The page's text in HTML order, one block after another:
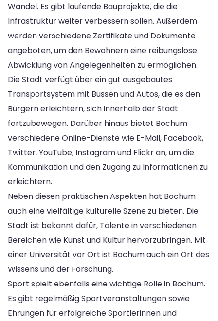
Wandel. Es gibt laufende Bauprojekte, die die
Infrastruktur weiter verbessern sollen. Außerdem
werden verschiedene Zertifikate und Dokumente
angeboten, um den Bewohnern eine reibungslose
Abwicklung von Angelegenheiten zu ermöglichen.
Die Stadt verfügt über ein gut ausgebautes
Transportsystem mit Bussen und Autos, die es den
Bürgern erleichtern, sich innerhalb der Stadt
fortzubewegen. Darüber hinaus bietet Bochum
verschiedene Online-Dienste wie E-Mail, Facebook,
Twitter, YouTube, Instagram und Flickr an, um die
Kommunikation und den Zugang zu Informationen zu
erleichtern.
Neben diesen praktischen Aspekten hat Bochum
auch eine vielfältige kulturelle Szene zu bieten. Die
Stadt ist bekannt dafür, Talente in verschiedenen
Bereichen wie Kunst und Kultur hervorzubringen. Mit
einer Universität vor Ort ist Bochum auch ein Ort des
Wissens und der Forschung.
Sport spielt ebenfalls eine wichtige Rolle in Bochum.
Es gibt regelmäßig Sportveranstaltungen sowie
Ehrungen für erfolgreiche Sportlerinnen und